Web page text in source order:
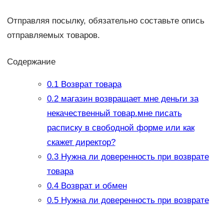
Отправляя посылку, обязательно составьте опись
отправляемых товаров.
Содержание
0.1Возврат товара
0.2магазин возвращает мне деньги за
некачественный товар.мне писать
расписку в свободной форме или как
скажет директор?
0.3Нужна ли доверенность при возврате
товара
0.4Возврат и обмен
0.5Нужна ли доверенность при возврате